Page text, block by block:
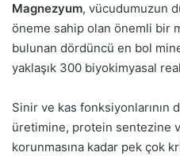
Magnezyum, vücudumuzun
öneme sahip olan önemli bir
bulunan dördüncü en bol
yaklaşık 300 biyokimyasal
Sinir ve kas fonksiyonlarının
üretimine, protein sentezine
korunmasına kadar pek çok